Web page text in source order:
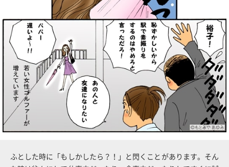
ふとした時に「もしかしたら？！」と閃くことがあります。そん